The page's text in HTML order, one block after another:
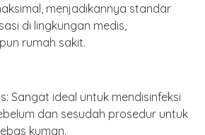
menjadikannya standar
di lingkungan medis,
rumah sakit.
Sangat ideal untuk mendisinfeksi
dan sesudah prosedur untuk
kuman.